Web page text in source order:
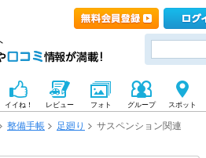
イイね！ レビュー フォト グループ スポット
整備手帳 足廻り サスペンション関連